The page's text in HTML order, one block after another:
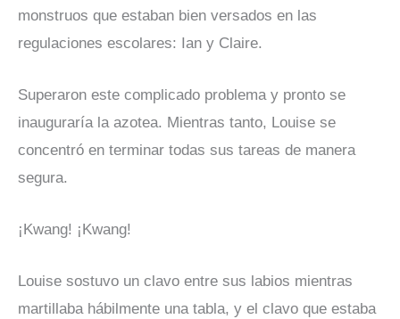
monstruos que estaban bien versados ​​en las
regulaciones escolares: Ian y Claire.
Superaron este complicado problema y pronto se
inauguraría la azotea. Mientras tanto, Louise se
concentró en terminar todas sus tareas de manera
segura.
¡Kwang! ¡Kwang!
Louise sostuvo un clavo entre sus labios mientras
martillaba hábilmente una tabla, y el clavo que estaba